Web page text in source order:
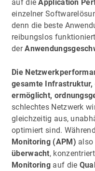
auf dieApplication
einzelner
denn die beste
reibungslos
der
Die
gesamte Infrastruktur,
ermöglicht,
schlechtes Netzwerk
gleichzeitig aus,
optimiert sind.
Monitoring (APM)
überwacht,
Monitoring auf die